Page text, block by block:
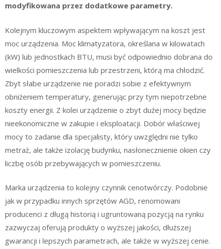
modyfikowana przez dodatkowe parametry.
Kolejnym kluczowym aspektem wpływającym na koszt jest
moc urządzenia. Moc klimatyzatora, określana w kilowatach
(kW) lub jednostkach BTU, musi być odpowiednio dobrana do
wielkości pomieszczenia lub przestrzeni, którą ma chłodzić.
Zbyt słabe urządzenie nie poradzi sobie z efektywnym
obniżeniem temperatury, generując przy tym niepotrzebne
koszty energii. Z kolei urządzenie o zbyt dużej mocy będzie
nieekonomiczne w zakupie i eksploatacji. Dobór właściwej
mocy to zadanie dla specjalisty, który uwzględni nie tylko
metraż, ale także izolację budynku, nasłonecznienie okien czy
liczbę osób przebywających w pomieszczeniu.
Marka urządzenia to kolejny czynnik cenotwórczy. Podobnie
jak w przypadku innych sprzętów AGD, renomowani
producenci z długą historią i ugruntowaną pozycją na rynku
zazwyczaj oferują produkty o wyższej jakości, dłuższej
gwarancji i lepszych parametrach, ale także w wyższej cenie.